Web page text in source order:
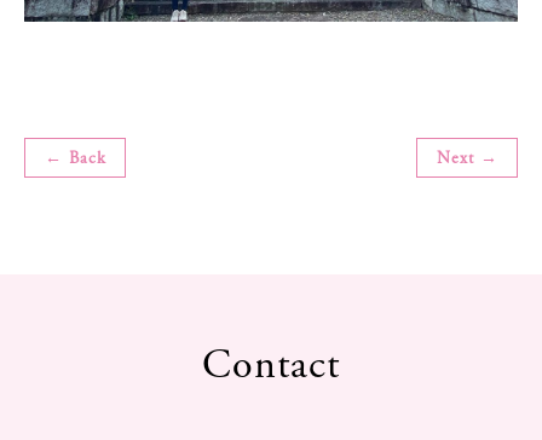
← Back Next →
Contact